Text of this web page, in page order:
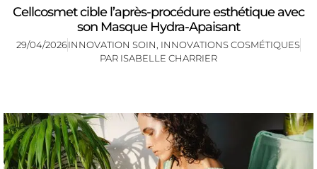
Cellcosmet cible l’après-procédure esthétique avec
son Masque Hydra-Apaisant
29/04/2026INNOVATION SOIN INNOVATIONS COSMÉTIQUES
PAR ISABELLE CHARRIER